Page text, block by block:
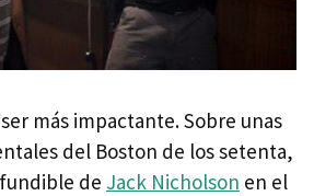
más impactante. Sobre unas
del Boston de los setenta,
de Jack Nicholson en el